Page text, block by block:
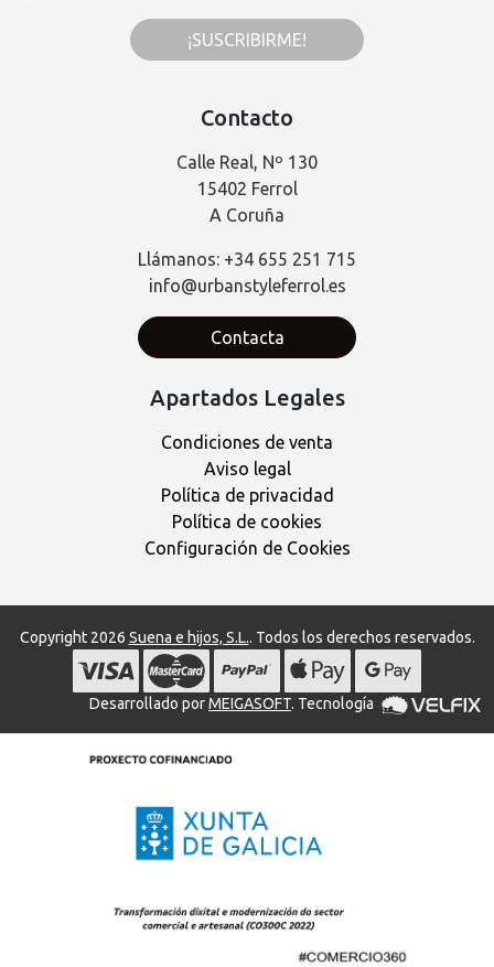
¡SUSCRIBIRME!
Contacto
Calle Real, Nº 130
15402 Ferrol
A Coruña
Llámanos: +34 655 251 715
info@urbanstyleferrol.es
Contacta
Apartados Legales
Condiciones de venta
Aviso legal
Política de privacidad
Política de cookies
Configuración de Cookies
Copyright 2026 Suena e hijos, S.L.. Todos los derechos reservados.
Desarrollado porMEIGASOFT. Tecnología